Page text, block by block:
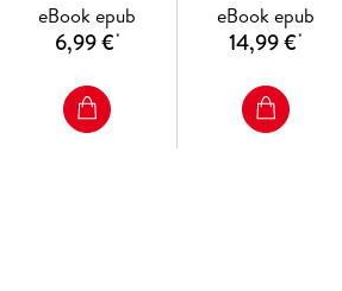
Sebastian believes everyone is
if he has to bend the law to secure
eBook epub
6,99 €*
eBook epub
14,99 €*